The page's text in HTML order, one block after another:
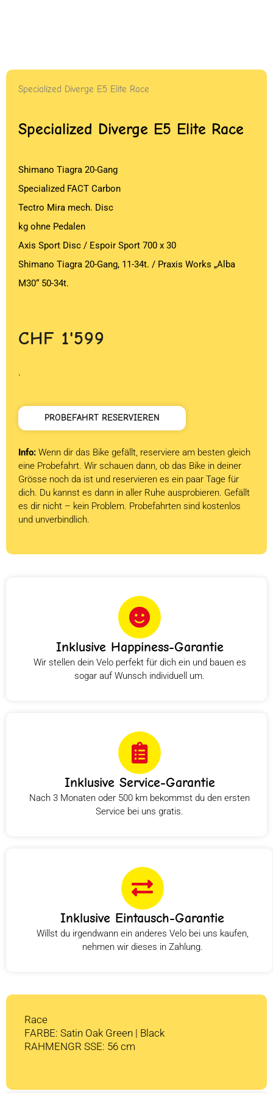
Specialized Diverge E5 Elite Race
Specialized Diverge E5 Elite Race
Shimano Tiagra 20-Gang
Specialized FACT Carbon
Tectro Mira mech. Disc
kg ohne Pedalen
Axis Sport Disc / Espoir Sport 700 x 30
Shimano Tiagra 20-Gang, 11-34t. / Praxis Works „Alba
M30“ 50-34t.
CHF 1'599
.
PROBEFAHRT RESERVIEREN
Info: Wenn dir das Bike gefällt, reserviere am besten gleich
eine Probefahrt. Wir schauen dann, ob das Bike in deiner
Grösse noch da ist und reservieren es ein paar Tage für
dich. Du kannst es dann in aller Ruhe ausprobieren. Gefällt
es dir nicht – kein Problem. Probefahrten sind kostenlos
und unverbindlich.
Inklusive Happiness-Garantie
Wir stellen dein Velo perfekt für dich ein und bauen es
sogar auf Wunsch individuell um.
Inklusive Service-Garantie
Nach 3 Monaten oder 500 km bekommst du den ersten
Service bei uns gratis.
Inklusive Eintausch-Garantie
Willst du irgendwann ein anderes Velo bei uns kaufen,
nehmen wir dieses in Zahlung.
Race
FARBE: Satin Oak Green | Black
RAHMENGR SSE: 56 cm